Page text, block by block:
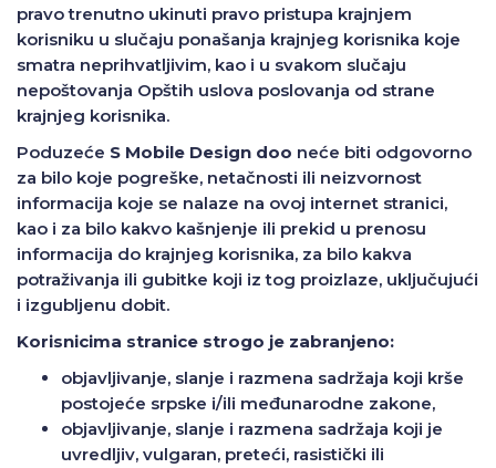
pravo trenutno ukinuti pravo pristupa krajnjem
korisniku u slučaju ponašanja krajnjeg korisnika koje
smatra neprihvatljivim, kao i u svakom slučaju
nepoštovanja Opštih uslova poslovanja od strane
krajnjeg korisnika.
Poduzeće S Mobile Design doo neće biti odgovorno
za bilo koje pogreške, netačnosti ili neizvornost
informacija koje se nalaze na ovoj internet stranici,
kao i za bilo kakvo kašnjenje ili prekid u prenosu
informacija do krajnjeg korisnika, za bilo kakva
potraživanja ili gubitke koji iz tog proizlaze, uključujući
i izgubljenu dobit.
Korisnicima stranice strogo je zabranjeno:
objavljivanje, slanje i razmena sadržaja koji krše
postojeće srpske i/ili međunarodne zakone,
objavljivanje, slanje i razmena sadržaja koji je
uvredljiv, vulgaran, preteći, rasistički ili